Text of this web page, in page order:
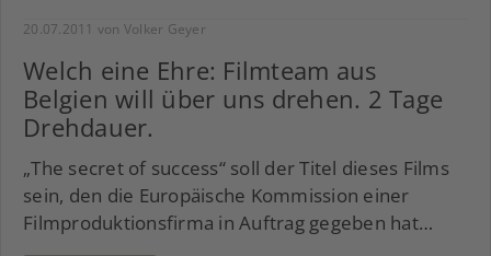
20.07.2011 von Volker Geyer
Welch eine Ehre: Filmteam aus
Belgien will über uns drehen. 2 Tage
Drehdauer.
„The secret of success“ soll der Titel dieses Films
sein, den die Europäische Kommission einer
Filmproduktionsfirma in Auftrag gegeben hat…